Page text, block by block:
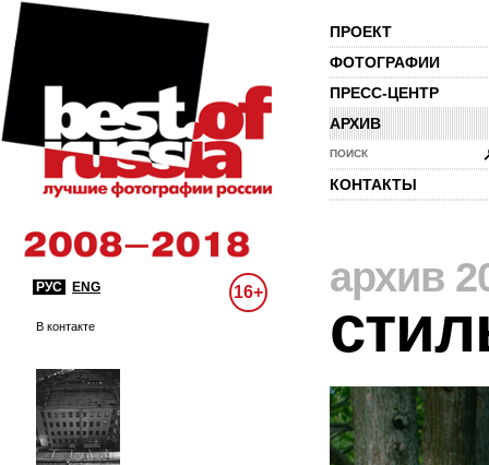
ПРОЕКТ
ФОТОГРАФИИ
ПРЕСС-ЦЕНТР
АРХИВ
ПОИСК
КОНТАКТЫ
РУС ENG 16+
В контакте
архив